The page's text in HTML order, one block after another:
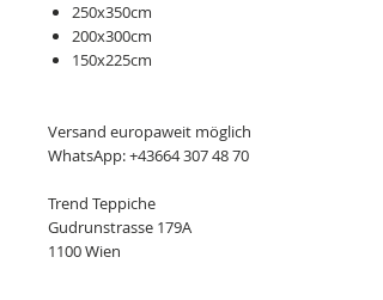
250x350cm
200x300cm
150x225cm
Versand europaweit möglich
WhatsApp: +43664 307 48 70
Trend Teppiche
Gudrunstrasse 179A
1100 Wien